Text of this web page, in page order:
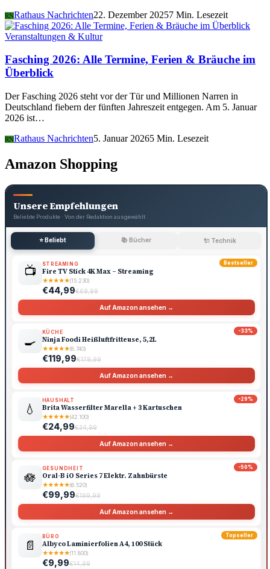
RNRathaus Nachrichten22. Dezember 20257 Min. Lesezeit
Veranstaltungen & Kultur
Fasching 2026: Alle Termine, Ferien & Bräuche im
Überblick
Der Fasching 2026 steht vor der Tür und Millionen Narren in
Deutschland fiebern der fünften Jahreszeit entgegen. Am 5. Januar
2026 ist…
RNRathaus Nachrichten5. Januar 20265 Min. Lesezeit
Amazon Shopping
Unsere Empfehlungen
Beliebte Produkte · Von der Redaktion ausgewählt
⭐ Beliebt 📚 Bücher 🔌 Technik
Bestseller
📺 STREAMING
Fire TV Stick 4K Max – Streaming
★★★★★(15.230)
€44,99€69,99
Auf Amazon ansehen →
-33%
🍳
KÜCHE
Ninja Foodi Heißluftfritteuse, 5,2L
★★★★★(8.740)
€119,99€179,99
Auf Amazon ansehen →
-29%
💧
HAUSHALT
Brita Wasserfilter Marella + 3 Kartuschen
★★★★★(42.100)
€24,99€34,99
Auf Amazon ansehen →
-50%
🪷
GESUNDHEIT
Oral-B iO Series 7 Elektr. Zahnbürste
★★★★★(6.520)
€99,99€199,99
Auf Amazon ansehen →
Topseller
📄
BÜRO
Albyco Laminierfolien A4, 100 Stück
★★★★★(11.800)
€9,99€14,99